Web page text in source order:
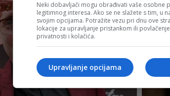
Neki dobavljači mogu obrađivati vaše osobne
legitimnog interesa. Ako se ne slažete s tim, u
svojim opcijama. Potražite vezu pri dnu ove
lokacije za upravljanje pristankom ili
privatnosti i kolačića.
Upravljanje opcijama